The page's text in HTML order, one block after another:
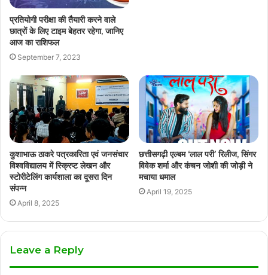
प्रतियोगी परीक्षा की तैयारी करने वाले
छात्रों के लिए टाइम बेहतर रहेगा, जानिए
आज का राशिफल
September 7, 2023
कुशाभाऊ ठाकरे पत्रकारिता एवं जनसंचार
विश्वविद्यालय में स्क्रिप्ट लेखन और
स्टोरीटेलिंग कार्यशाला का दूसरा दिन
संपन्न
April 8, 2025
छत्तीसगढ़ी एल्बम ‘लाल परी’ रिलीज, सिंगर
विवेक शर्मा और कंचन जोशी की जोड़ी ने
मचाया धमाल
April 19, 2025
Leave a Reply